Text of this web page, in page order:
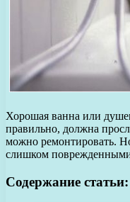
Хорошая ванна или
правильно, должна
можно ремонтировать.
слишком
Содержание статьи: